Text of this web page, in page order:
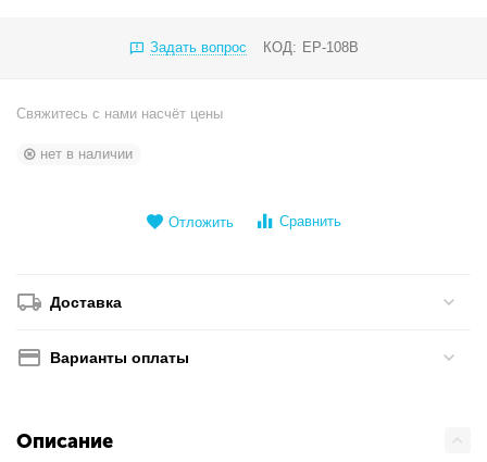
Задать вопрос КОД: EP-108B
Свяжитесь с нами насчёт цены
нет в наличии
Отложить Сравнить
Доставка
Варианты оплаты
Описание